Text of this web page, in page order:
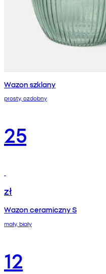
Wazon szklany
prosty, ozdobny
25
zł
Wazon ceramiczny S
mały, biały
12